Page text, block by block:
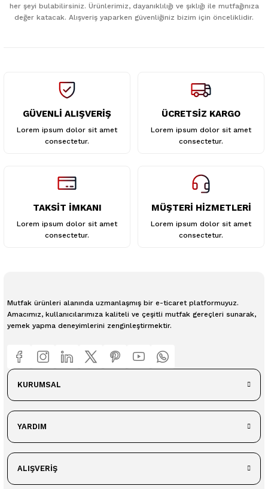
Ürün bilgilerinde hatalar bulunuyor.
Ürün fiyatı diğer sitelerden daha pahalı.
her şeyi bulabilirsiniz. Ürünlerimiz, dayanıklılığı ve şıklığı ile mutfağınıza
değer katacak. Alışveriş yaparken güvenliğiniz bizim için önceliklidir.
GÜVENLİ ALIŞVERİŞ
Lorem ipsum dolor sit amet
consectetur.
ÜCRETSİZ KARGO
Lorem ipsum dolor sit amet
consectetur.
TAKSİT İMKANI
Lorem ipsum dolor sit amet
consectetur.
MÜŞTERİ HİZMETLERİ
Lorem ipsum dolor sit amet
consectetur.
Mutfak ürünleri alanında uzmanlaşmış bir e-ticaret platformuyuz.
Amacımız, kullanıcılarımıza kaliteli ve çeşitli mutfak gereçleri sunarak,
yemek yapma deneyimlerini zenginleştirmektir.
KURUMSAL
YARDIM
ALIŞVERİŞ